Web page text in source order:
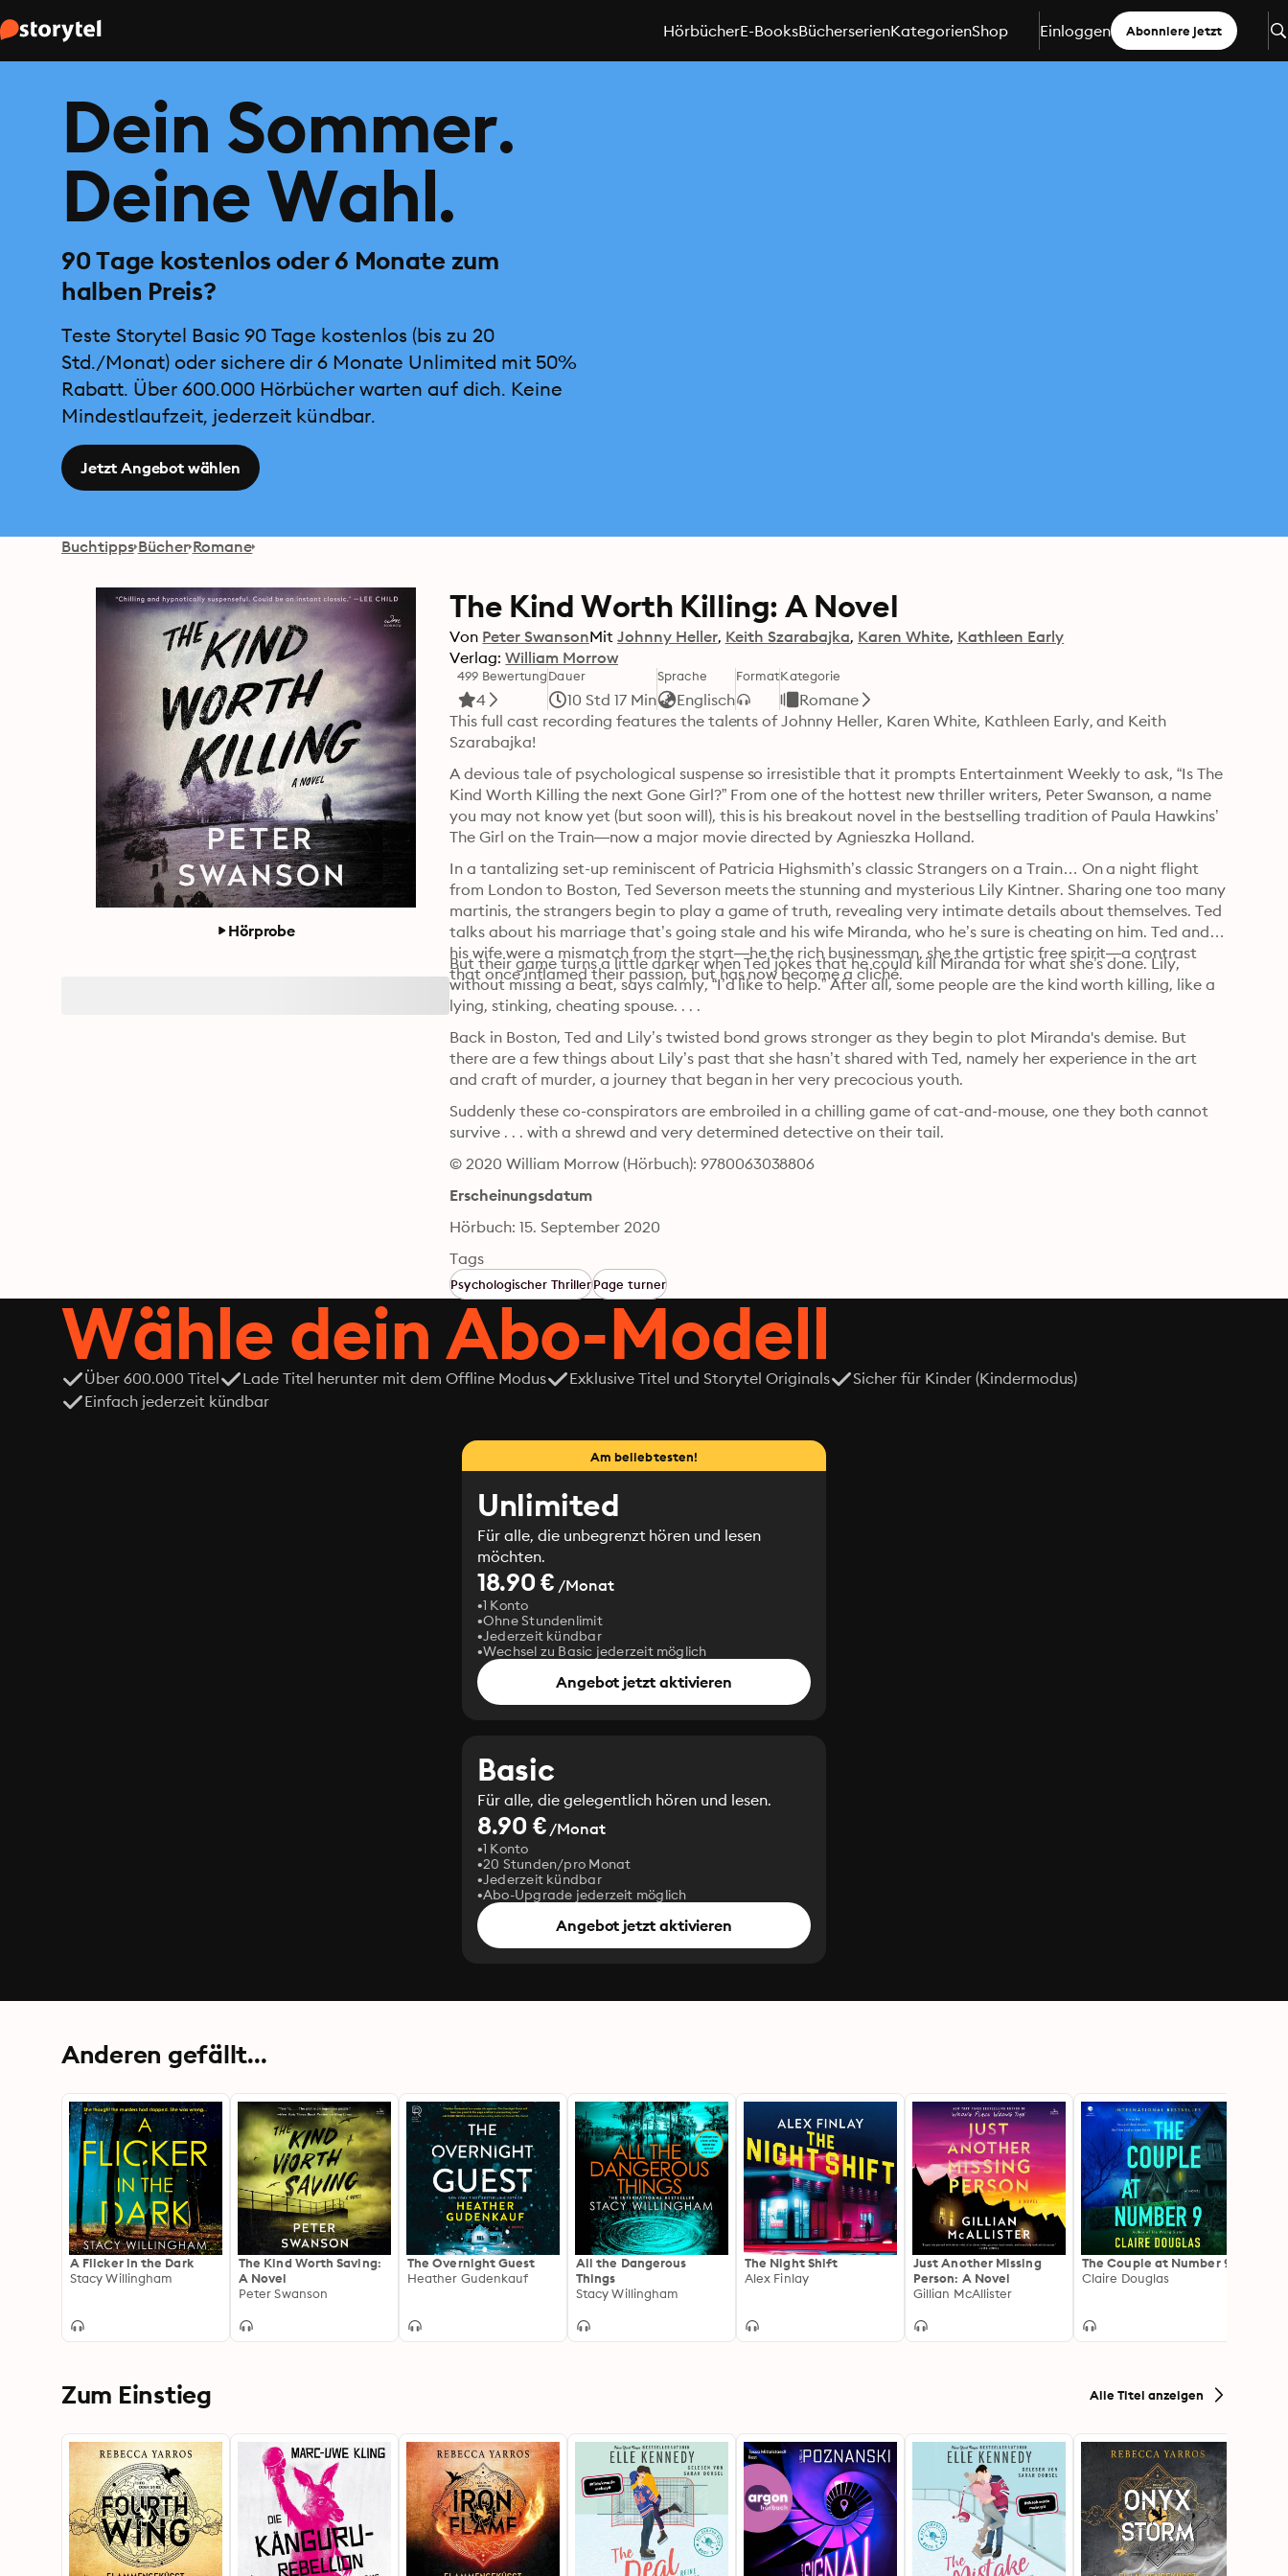
HörbücherE-BooksBücherserienKategorienShop Einloggen Abonniere jetzt
Dein Sommer.
Deine Wahl.
90 Tage kostenlos oder 6 Monate zum
halben Preis?
Teste Storytel Basic 90 Tage kostenlos (bis zu 20
Std./Monat) oder sichere dir 6 Monate Unlimited mit 50%
Rabatt. Über 600.000 Hörbücher warten auf dich. Keine
Mindestlaufzeit, jederzeit kündbar.
Jetzt Angebot wählen
Buchtipps Bücher Romane
Hörprobe
The Kind Worth Killing: A Novel
Von Peter SwansonMit Johnny Heller Keith Szarabajka Karen White Kathleen Early
Verlag: William Morrow
499 Bewertung
4
Dauer
10 Std 17 Min
Sprache
Englisch
FormatKategorie
Romane
This full cast recording features the talents of Johnny Heller, Karen White, Kathleen Early, and Keith
Szarabajka!
A devious tale of psychological suspense so irresistible that it prompts Entertainment Weekly to ask, “Is The
Kind Worth Killing the next Gone Girl?” From one of the hottest new thriller writers, Peter Swanson, a name
you may not know yet (but soon will), this is his breakout novel in the bestselling tradition of Paula Hawkins’
The Girl on the Train—now a major movie directed by Agnieszka Holland.
In a tantalizing set-up reminiscent of Patricia Highsmith’s classic Strangers on a Train… On a night flight
from London to Boston, Ted Severson meets the stunning and mysterious Lily Kintner. Sharing one too many
martinis, the strangers begin to play a game of truth, revealing very intimate details about themselves. Ted
talks about his marriage that’s going stale and his wife Miranda, who he’s sure is cheating on him. Ted and
his wife were a mismatch from the start—he the rich businessman, she the artistic free spirit—a contrast
that once inflamed their passion, but has now become a cliché.
But their game turns a little darker when Ted jokes that he could kill Miranda for what she’s done. Lily,
without missing a beat, says calmly, “I’d like to help.” After all, some people are the kind worth killing, like a
lying, stinking, cheating spouse. . . .
Back in Boston, Ted and Lily’s twisted bond grows stronger as they begin to plot Miranda's demise. But
there are a few things about Lily’s past that she hasn’t shared with Ted, namely her experience in the art
and craft of murder, a journey that began in her very precocious youth.
Suddenly these co-conspirators are embroiled in a chilling game of cat-and-mouse, one they both cannot
survive . . . with a shrewd and very determined detective on their tail.
© 2020 William Morrow (Hörbuch): 9780063038806
Erscheinungsdatum
Hörbuch: 15. September 2020
Tags
Psychologischer ThrillerPage turner
Wähle dein Abo-Modell
Über 600.000 Titel Lade Titel herunter mit dem Offline Modus Exklusive Titel und Storytel Originals
Sicher für Kinder (Kindermodus)
Einfach jederzeit kündbar
Am beliebtesten!
Unlimited
Für alle, die unbegrenzt hören und lesen
möchten.
18.90 € /Monat
1 Konto
Ohne Stundenlimit
Jederzeit kündbar
Wechsel zu Basic jederzeit möglich
Angebot jetzt aktivieren
Basic
Für alle, die gelegentlich hören und lesen.
8.90 €/Monat
1 Konto
20 Stunden/pro Monat
Jederzeit kündbar
Abo-Upgrade jederzeit möglich
Angebot jetzt aktivieren
Anderen gefällt...
A Flicker in the Dark
Stacy Willingham
The Kind Worth Saving:
A Novel
Peter Swanson
The Overnight Guest
Heather Gudenkauf
All the Dangerous
Things
Stacy Willingham
The Night Shift
Alex Finlay
Just Another Missing
Person: A Novel
Gillian McAllister
The Couple at Number 9
Claire Douglas
Zum Einstieg Alle Titel anzeigen